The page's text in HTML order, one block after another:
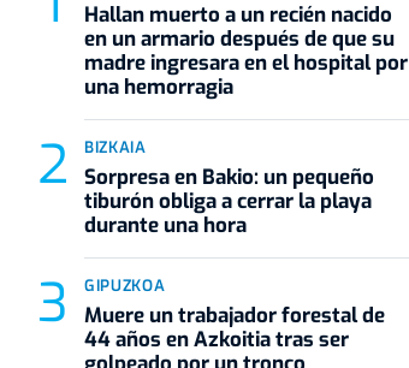
Hallan muerto a un recién nacido
en un armario después de que su
madre ingresara en el hospital por
una hemorragia
BIZKAIA
Sorpresa en Bakio: un pequeño
tiburón obliga a cerrar la playa
durante una hora
GIPUZKOA
Muere un trabajador forestal de
44 años en Azkoitia tras ser